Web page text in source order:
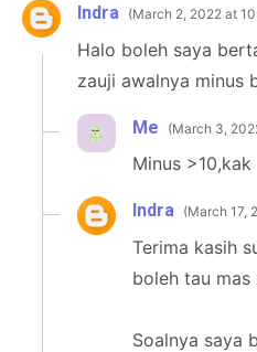
Indra March 2, 2022 at
Halo boleh saya
zauji awalnya minus
Me March 3,
Minus >10,kak
Indra March 17,
Terima kasih
boleh tau mas
Soalnya saya